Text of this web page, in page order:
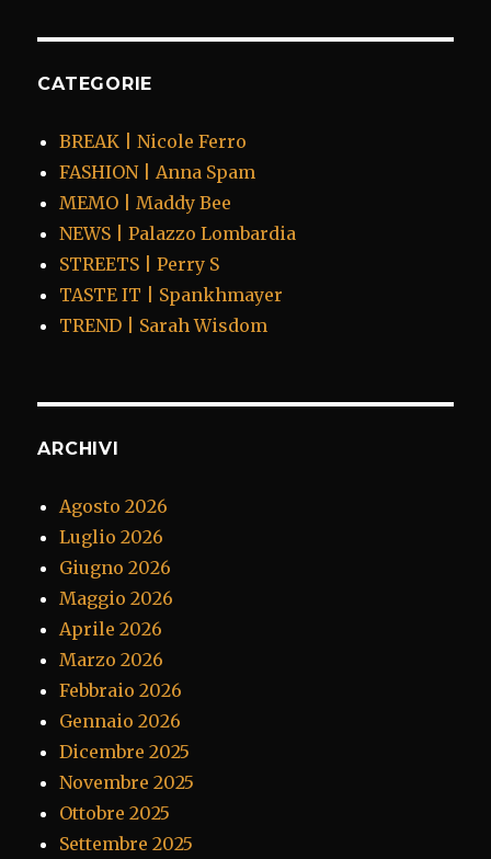
CATEGORIE
BREAK | Nicole Ferro
FASHION | Anna Spam
MEMO | Maddy Bee
NEWS | Palazzo Lombardia
STREETS | Perry S
TASTE IT | Spankhmayer
TREND | Sarah Wisdom
ARCHIVI
Agosto 2026
Luglio 2026
Giugno 2026
Maggio 2026
Aprile 2026
Marzo 2026
Febbraio 2026
Gennaio 2026
Dicembre 2025
Novembre 2025
Ottobre 2025
Settembre 2025